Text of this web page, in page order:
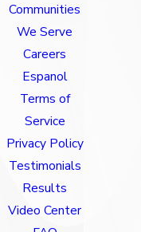
Communities
We Serve
Careers
Espanol
Terms of
Service
Privacy Policy
Testimonials
Results
Video Center